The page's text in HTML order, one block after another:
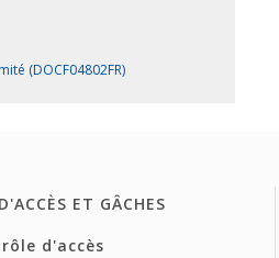
(DOCF04802FR)
ET GÂCHES
d'accès